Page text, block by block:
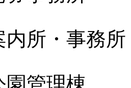
内所・事務所